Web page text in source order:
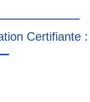
Certifiante :